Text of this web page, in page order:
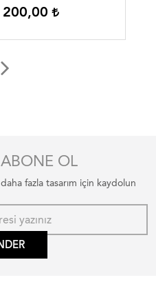
200,00
ABONE OL
fazla tasarım için kaydolun